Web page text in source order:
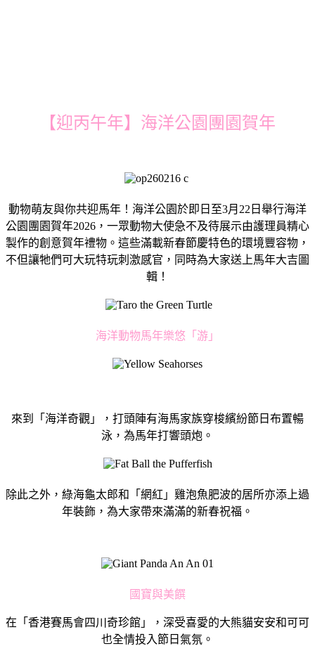
【迎丙午年】海洋公園團園賀年
動物萌友與你共迎馬年！海洋公園於即日至3月22日舉行海洋
公園團園賀年2026，一眾動物大使急不及待展示由護理員精心
製作的創意賀年禮物。這些滿載新春節慶特色的環境豐容物，
不但讓牠們可大玩特玩刺激感官，同時為大家送上馬年大吉圖
輯！
海洋動物馬年樂悠「游」
來到「海洋奇觀」，打頭陣有海馬家族穿梭繽紛節日布置暢
泳，為馬年打響頭炮。
除此之外，綠海龜太郎和「網紅」雞泡魚肥波的居所亦添上過
年裝飾，為大家帶來滿滿的新春祝福。
國寶與美饌
在「香港賽馬會四川奇珍館」，深受喜愛的大熊貓安安和可可
也全情投入節日氣氛。